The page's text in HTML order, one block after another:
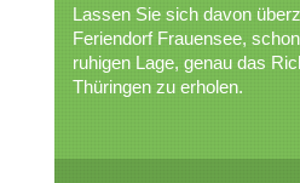
Lassen Sie sich davon
Feriendorf Frauensee,
ruhigen Lage, genau das
Thüringen zu erholen.